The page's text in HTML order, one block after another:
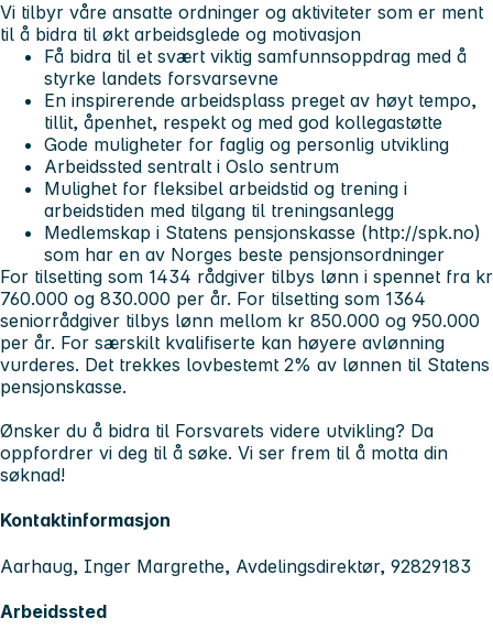
Vi tilbyr våre ansatte ordninger og aktiviteter som er ment
til å bidra til økt arbeidsglede og motivasjon
Få bidra til et svært viktig samfunnsoppdrag med å
styrke landets forsvarsevne
En inspirerende arbeidsplass preget av høyt tempo,
tillit, åpenhet, respekt og med god kollegastøtte
Gode muligheter for faglig og personlig utvikling
Arbeidssted sentralt i Oslo sentrum
Mulighet for fleksibel arbeidstid og trening i
arbeidstiden med tilgang til treningsanlegg
Medlemskap i Statens pensjonskasse (http://spk.no)
som har en av Norges beste pensjonsordninger
For tilsetting som 1434 rådgiver tilbys lønn i spennet fra kr
760.000 og 830.000 per år. For tilsetting som 1364
seniorrådgiver tilbys lønn mellom kr 850.000 og 950.000
per år. For særskilt kvalifiserte kan høyere avlønning
vurderes. Det trekkes lovbestemt 2% av lønnen til Statens
pensjonskasse.
Ønsker du å bidra til Forsvarets videre utvikling? Da
oppfordrer vi deg til å søke. Vi ser frem til å motta din
søknad!
Kontaktinformasjon
Aarhaug, Inger Margrethe, Avdelingsdirektør, 92829183
Arbeidssted